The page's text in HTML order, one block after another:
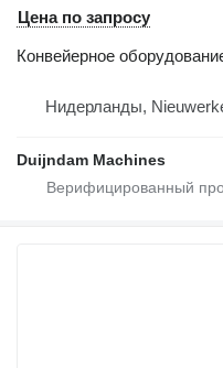
Цена по запросу
Конвейерное
Нидерланды,
Duijndam Machines